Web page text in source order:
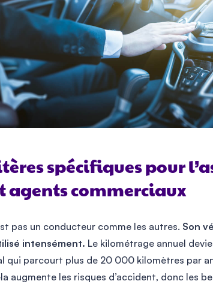
spécifiques pour
agents commerciaux
pas un conducteur comme les autres. Son
intensément. Le kilométrage annuel
qui parcourt plus de 20 000 kilomètres par
augmente les risques d’accident, donc les